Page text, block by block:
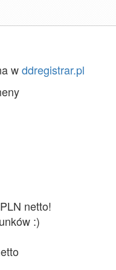
wddregistrar.pl
netto!
:)